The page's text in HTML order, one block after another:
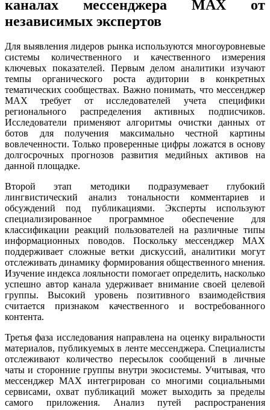
каналах мессенджера MAX от
независимых экспертов
Для выявления лидеров рынка используются многоуровневые
системы количественного и качественного измерения
ключевых показателей. Первым делом аналитики изучают
темпы органического роста аудитории в конкретных
тематических сообществах. Важно понимать, что мессенджер
MAX требует от исследователей учета специфики
регионального распределения активных подписчиков.
Исследователи применяют алгоритмы очистки данных от
ботов для получения максимально честной картины
вовлеченности. Только проверенные цифры ложатся в основу
долгосрочных прогнозов развития медийных активов на
данной площадке.
Второй этап методики подразумевает глубокий
лингвистический анализ тональности комментариев и
обсуждений под публикациями. Эксперты используют
специализированное программное обеспечение для
классификации реакций пользователей на различные типы
информационных поводов. Поскольку мессенджер MAX
поддерживает сложные ветки дискуссий, аналитики могут
отслеживать динамику формирования общественного мнения.
Изучение индекса лояльности помогает определить, насколько
успешно автор канала удерживает внимание своей целевой
группы. Высокий уровень позитивного взаимодействия
считается признаком качественного и востребованного
контента.
Третья фаза исследования направлена на оценку виральности
материалов, публикуемых в ленте мессенджера. Специалисты
отслеживают количество пересылок сообщений в личные
чаты и сторонние группы внутри экосистемы. Учитывая, что
мессенджер MAX интегрирован со многими социальными
сервисами, охват публикаций может выходить за пределы
самого приложения. Анализ путей распространения